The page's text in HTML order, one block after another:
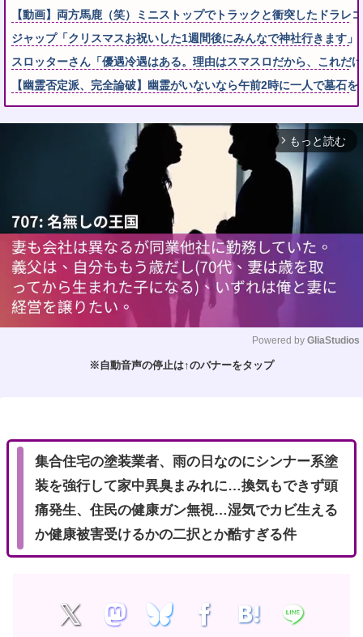
【動画】両方馬鹿（笑）ミニストップでトラックと衝突したドラレ
ジャップ「クリスマスお祝いした1週間後にみんなで神社行きます
スロッターさん「優遇冷遇はある。理由はスマスロだから、これだ
【幽霊否定派、完全論破】幽霊がいないなら午前2時に一人で墓石
arrow_forward_ios もっと読む
Powered by GliaStudios
※自動音声の停止は↑のバナーをタップ
集合住宅の塗装業者、雨の日なのにシンナー系塗
装を強行して家中異臭まみれに…換気もできず頭
痛発生、住民の健康ガン無視…湿気でカビ生える
か健康被害受けるかの二択とか酷すぎる件